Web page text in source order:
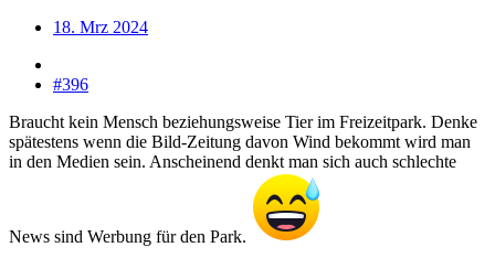
18. Mrz 2024
#396
Braucht kein Mensch beziehungsweise Tier im Freizeitpark. Denke
spätestens wenn die Bild-Zeitung davon Wind bekommt wird man
in den Medien sein. Anscheinend denkt man sich auch schlechte
News sind Werbung für den Park.